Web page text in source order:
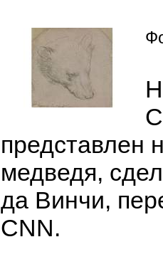
представлен
медведя,
да Винчи,
CNN.